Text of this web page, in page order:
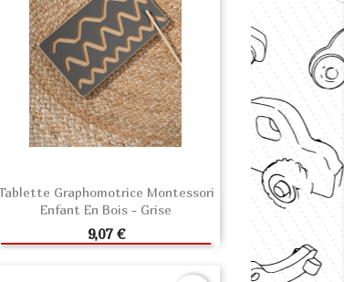
Graphomotrice Montessori
Enfant En Bois - Grise
Prix
9,07 €
AJOUTER AU PANIER